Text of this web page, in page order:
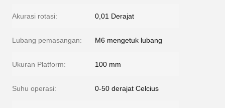
Akurasi rotasi: 0,01 Derajat
Lubang pemasangan: M6 mengetuk lubang
Ukuran Platform: 100 mm
Suhu operasi: 0-50 derajat Celcius